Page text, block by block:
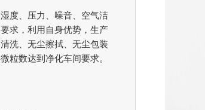
度、压力、噪音、空气洁
求，利用自身优势，生产
洗、无尘擦拭、无尘包装
粒数达到净化车间要求。